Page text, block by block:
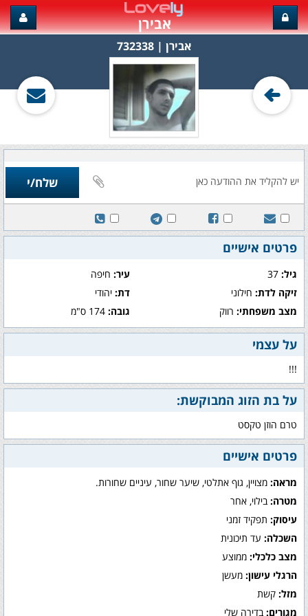
אבירן
אבירן‏ | 732338
פרטים אישיים
גיל: עיר:חיפה
זיקה לדת: חילוני דת:יהודי
מצב משפחתי: רווק גובה:174 ס"מ
על עצמי
!!!
על בת הזוג המבוקשת:
טרם הוזן טקסט
פרטים אישיים
מראה: מצויין, גוף אתלטי, שיער שחור, עיניים שחורות.
מטרה: בילוי, אחר
עיסוק: תפקיד זמני
השכלה: עד תיכונית
מצב כלכלי: ממוצע
הרגלי עישון: מעשן
מזל: קשת
מגורים: בדירה שלי